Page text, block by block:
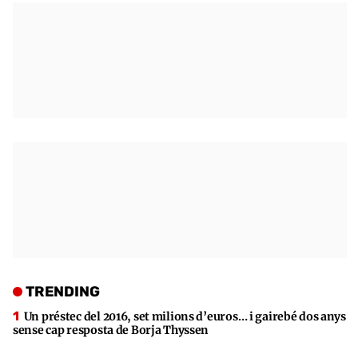
TRENDING
Un préstec del 2016, set milions d’euros… i gairebé dos anys
sense cap resposta de Borja Thyssen